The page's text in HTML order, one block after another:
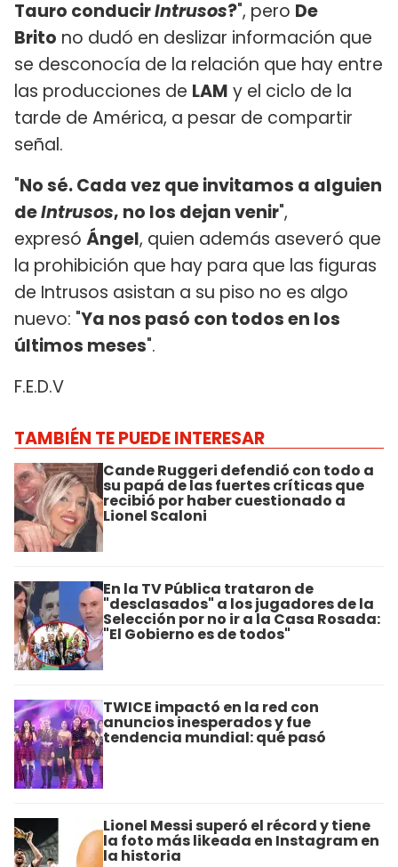
Tauro conducirIntrusos?", pero De
Brito no dudó en deslizar información que
se desconocía de la relación que hay entre
las producciones de LAM y el ciclo de la
tarde de América, a pesar de compartir
señal.
"No sé. Cada vez que invitamos a alguien
deIntrusos, no los dejan venir",
expresó Ángel, quien además aseveró que
la prohibición que hay para que las figuras
de Intrusos asistan a su piso no es algo
nuevo: "Ya nos pasó con todos en los
últimos meses".
F.E.D.V
TAMBIÉN TE PUEDE INTERESAR
Cande Ruggeri defendió con todo a
su papá de las fuertes críticas que
recibió por haber cuestionado a
Lionel Scaloni
En la TV Pública trataron de
"desclasados" a los jugadores de la
Selección por no ir a la Casa Rosada:
"El Gobierno es de todos"
TWICE impactó en la red con
anuncios inesperados y fue
tendencia mundial: qué pasó
Lionel Messi superó el récord y tiene
la foto más likeada en Instagram en
la historia